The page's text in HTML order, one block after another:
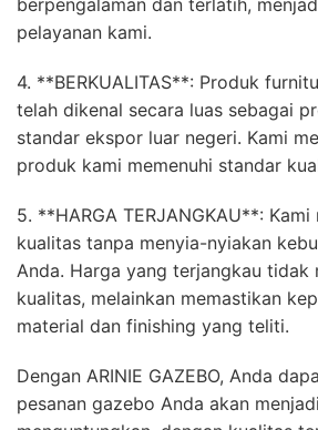
pelayanan kami.
4. **BERKUALITAS**: Produk
telah dikenal secara luas sebagai
standar ekspor luar negeri. Kami
produk kami memenuhi standar
5. **HARGA TERJANGKAU**:
kualitas tanpa menyia-nyiakan
Anda. Harga yang terjangkau tidak
kualitas, melainkan memastikan
material dan finishing yang teliti.
Dengan ARINIE GAZEBO, Anda
pesanan gazebo Anda akan